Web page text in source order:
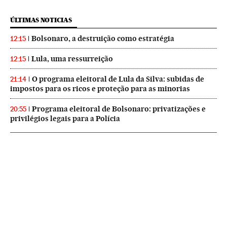
ÚLTIMAS NOTICIAS
12:15 Bolsonaro, a destruição como estratégia
12:15 Lula, uma ressurreição
21:14
O programa eleitoral de Lula da Silva: subidas de
impostos para os ricos e proteção para as minorias
20:55
Programa eleitoral de Bolsonaro: privatizações e
privilégios legais para a Polícia